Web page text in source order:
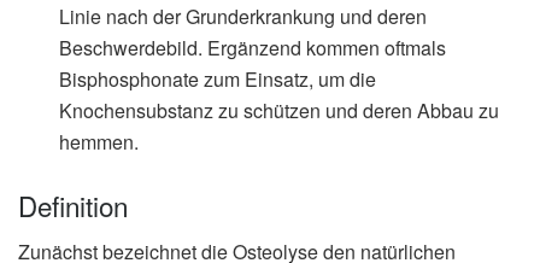
Linie nach der Grunderkrankung und deren
Beschwerdebild. Ergänzend kommen oftmals
Bisphosphonate zum Einsatz, um die
Knochensubstanz zu schützen und deren Abbau zu
hemmen.
Definition
Zunächst bezeichnet die Osteolyse den natürlichen